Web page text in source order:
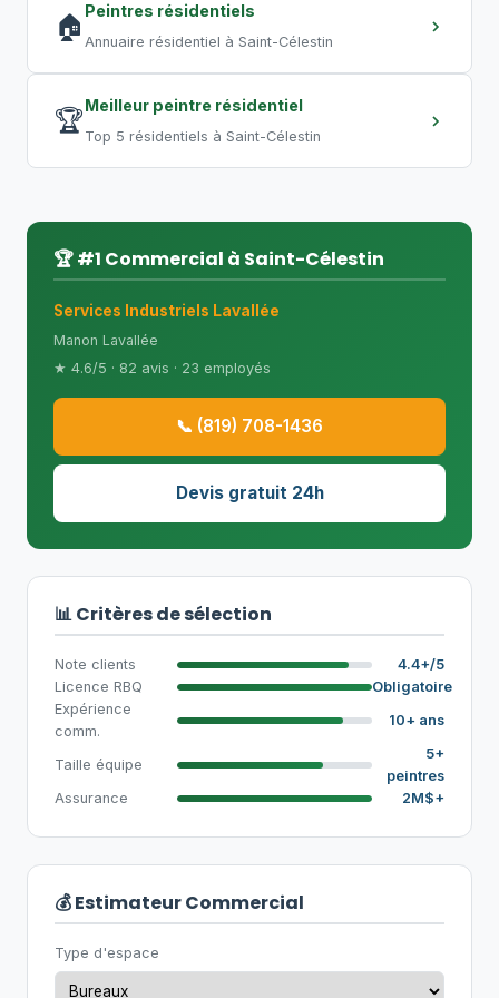
🏠 Peintres résidentiels
Annuaire résidentiel à Saint-Célestin
🏆Meilleur peintre résidentiel
Top 5 résidentiels à Saint-Célestin
🏆 #1 Commercial à Saint-Célestin
Services Industriels Lavallée
Manon Lavallée
★ 4.6/5 · 82 avis · 23 employés
📞 (819) 708-1436
Devis gratuit 24h
📊 Critères de sélection
Note clients
4.4+/5
Licence RBQ
Obligatoire
Expérience
comm.
10+ ans
Taille équipe
5+
peintres
Assurance
2M$+
💰 Estimateur Commercial
Type d'espace